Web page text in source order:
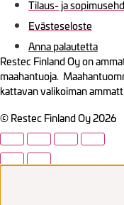
Tilaus- ja
Evästeseloste
Anna palautetta
Restec Finland Oy on
maahantuoja.
kattavan valikoiman
© Restec Finland Oy 2026